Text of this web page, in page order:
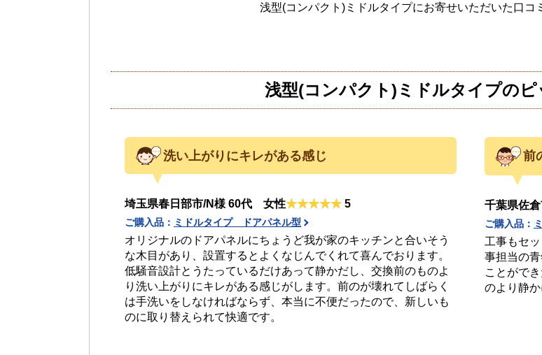
浅型(コンパクト)ミドルタイプにお寄せいただいた口コ
浅型(コンパクト)ミドルタイプの
洗い上がりにキレがある感じ
埼玉県春日部市/N様 60代 女性 5
ご購入品： ミドルタイプ ドアパネル型
オリジナルのドアパネルにちょうど我が家のキッチンと合いそう
な木目があり、設置するとよくなじんでくれて喜んでおります。
低騒音設計とうたっているだけあって静かだし、交換前のものよ
り洗い上がりにキレがある感じがします。前のが壊れてしばらく
は手洗いをしなければならず、本当に不便だったので、新しいも
のに取り替えられて快適です。
前
千葉県佐
ご購入品：
工事もセ
事担当の
ことがで
のより静